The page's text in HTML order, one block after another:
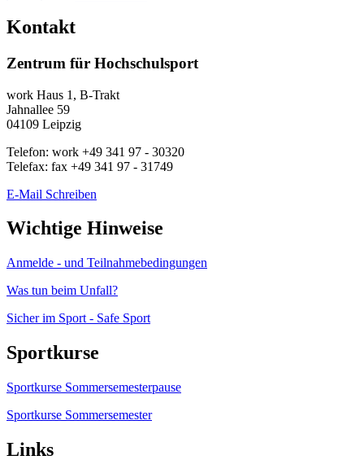
Kontakt
Zentrum für Hochschulsport
work Haus 1, B-Trakt
Jahnallee 59
04109 Leipzig
Telefon: work +49 341 97 - 30320
Telefax: fax +49 341 97 - 31749
E-Mail Schreiben
Wichtige Hinweise
Anmelde - und Teilnahmebedingungen
Was tun beim Unfall?
Sicher im Sport - Safe Sport
Sportkurse
Sportkurse Sommersemesterpause
Sportkurse Sommersemester
Links